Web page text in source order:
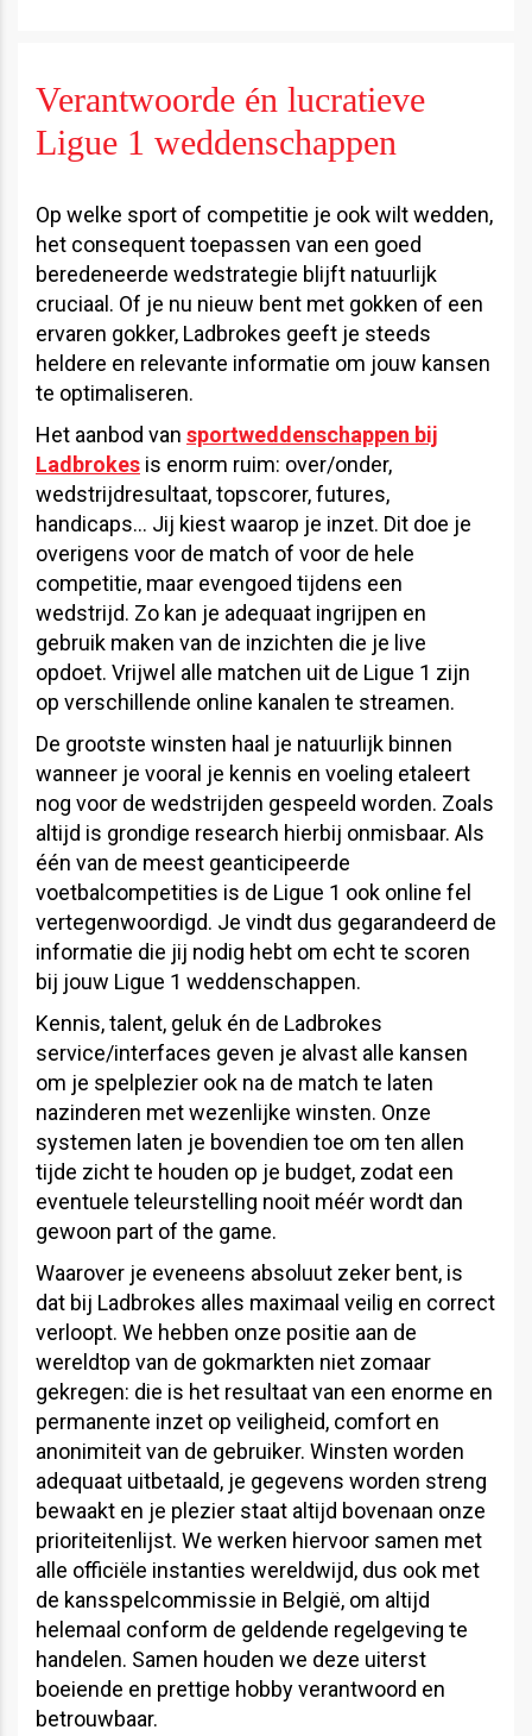
Verantwoorde én lucratieve
Ligue 1 weddenschappen
Op welke sport of competitie je ook wilt wedden,
het consequent toepassen van een goed
beredeneerde wedstrategie blijft natuurlijk
cruciaal. Of je nu nieuw bent met gokken of een
ervaren gokker, Ladbrokes geeft je steeds
heldere en relevante informatie om jouw kansen
te optimaliseren.
Het aanbod van sportweddenschappen bij
Ladbrokes is enorm ruim: over/onder,
wedstrijdresultaat, topscorer, futures,
handicaps… Jij kiest waarop je inzet. Dit doe je
overigens voor de match of voor de hele
competitie, maar evengoed tijdens een
wedstrijd. Zo kan je adequaat ingrijpen en
gebruik maken van de inzichten die je live
opdoet. Vrijwel alle matchen uit de Ligue 1 zijn
op verschillende online kanalen te streamen.
De grootste winsten haal je natuurlijk binnen
wanneer je vooral je kennis en voeling etaleert
nog voor de wedstrijden gespeeld worden. Zoals
altijd is grondige research hierbij onmisbaar. Als
één van de meest geanticipeerde
voetbalcompetities is de Ligue 1 ook online fel
vertegenwoordigd. Je vindt dus gegarandeerd de
informatie die jij nodig hebt om echt te scoren
bij jouw Ligue 1 weddenschappen.
Kennis, talent, geluk én de Ladbrokes
service/interfaces geven je alvast alle kansen
om je spelplezier ook na de match te laten
nazinderen met wezenlijke winsten. Onze
systemen laten je bovendien toe om ten allen
tijde zicht te houden op je budget, zodat een
eventuele teleurstelling nooit méér wordt dan
gewoon part of the game.
Waarover je eveneens absoluut zeker bent, is
dat bij Ladbrokes alles maximaal veilig en correct
verloopt. We hebben onze positie aan de
wereldtop van de gokmarkten niet zomaar
gekregen: die is het resultaat van een enorme en
permanente inzet op veiligheid, comfort en
anonimiteit van de gebruiker. Winsten worden
adequaat uitbetaald, je gegevens worden streng
bewaakt en je plezier staat altijd bovenaan onze
prioriteitenlijst. We werken hiervoor samen met
alle officiële instanties wereldwijd, dus ook met
de kansspelcommissie in België, om altijd
helemaal conform de geldende regelgeving te
handelen. Samen houden we deze uiterst
boeiende en prettige hobby verantwoord en
betrouwbaar.